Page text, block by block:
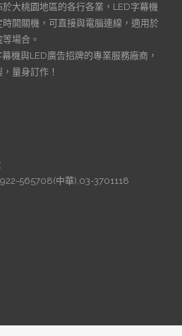
大桃園地區的各行各業，LED字幕機
開關機，可直接與電腦連線，適用於
場合。
機與LED廣告招牌的專業服務廠商，
量身訂作！
565708(中華),03-3701118